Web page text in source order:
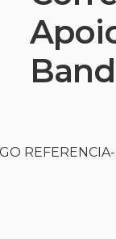
REFERENCIA-